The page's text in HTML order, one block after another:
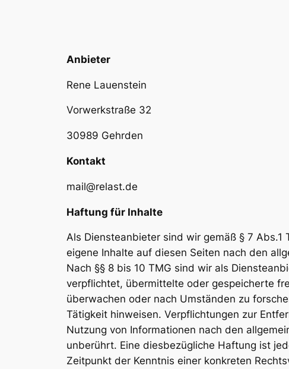
Anbieter
Rene Lauenstein
Vorwerkstraße 32
30989 Gehrden
Kontakt
mail@relast.de
Haftung für Inhalte
Als Diensteanbieter sind wir gemäß § 7 Abs.1
eigene Inhalte auf diesen Seiten nach den
Nach §§ 8 bis 10 TMG sind wir als
verpflichtet, übermittelte oder gespeicherte
überwachen oder nach Umständen zu
Tätigkeit hinweisen. Verpflichtungen zur
Nutzung von Informationen nach den
unberührt. Eine diesbezügliche Haftung ist
Zeitpunkt der Kenntnis einer konkreten